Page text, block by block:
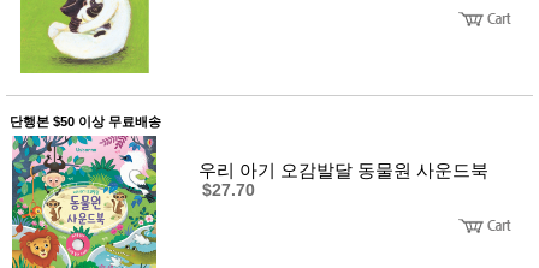
조형물
DIY
유아 이
유식
아기띠/
외출용
품
건강/미
용/식기
용품
성장발
달교육
용품
단행본 $50 이상 무료배송
우리 아기 오감발달 동물원 사운드북
$27.70